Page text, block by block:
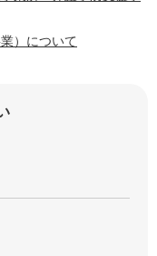
）について